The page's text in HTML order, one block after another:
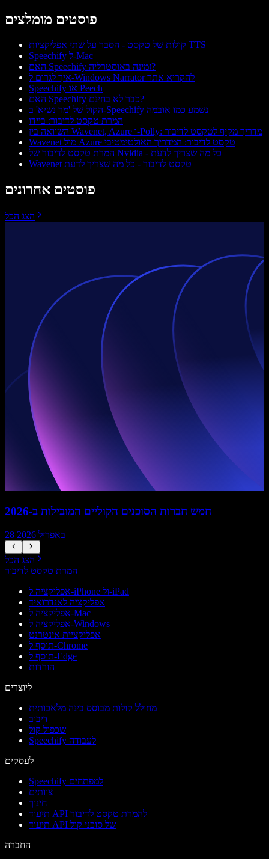
פוסטים מומלצים
קולות של טקסט - הסבר על שתי אפליקציות TTS
Speechify ל-Mac
האם Speechify זמינה באוסטרליה?
איך לגרום ל-Windows Narrator להקריא אתר
Speechify או Peech
האם Speechify כבר לא בחינם?
הקול של 'מר נשיא' ב‑Speechify נשמע כמו אובמה
המרת טקסט לדיבור: ביידו
השוואה בין Wavenet, Azure ו-Polly: מדריך מקיף לטקסט לדיבור
Wavenet מול Azure טקסט לדיבור: המדריך האולטימטיבי
המרת טקסט לדיבור של Nvidia - כל מה שצריך לדעת
Wavenet טקסט לדיבור - כל מה שצריך לדעת
פוסטים אחרונים
הצג הכל
חמש חברות הסוכנים הקוליים המובילות ב-2026
28 באפריל 2026
הצג הכל
המרת טקסט לדיבור
אפליקציה ל-iPhone ול-iPad
אפליקציה לאנדרואיד
אפליקציה ל-Mac
אפליקציה ל-Windows
אפליקציית אינטרנט
תוסף ל-Chrome
תוסף ל-Edge
הורדות
ליוצרים
מחולל קולות מבוסס בינה מלאכותית
דיבוב
שכפול קול
Speechify לעבודה
לעסקים
Speechify למפתחים
צוותים
חינוך
תיעוד API להמרת טקסט לדיבור
תיעוד API של סוכני קול
החברה